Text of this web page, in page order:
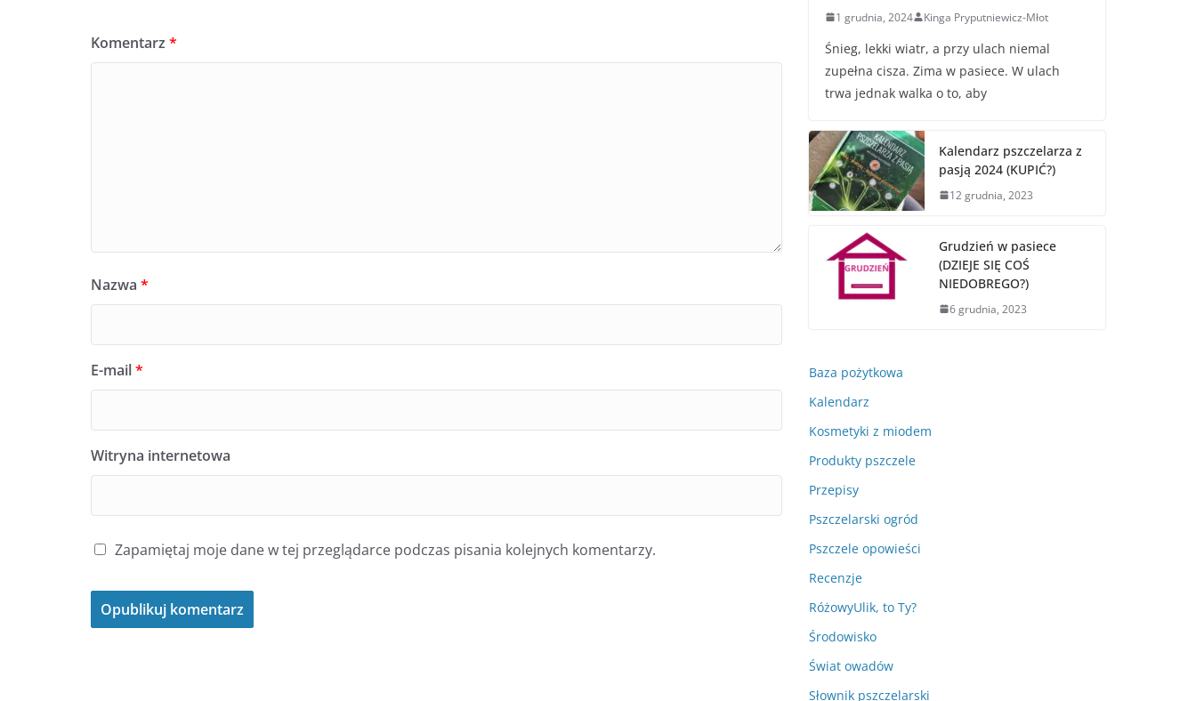
Komentarz *
Nazwa *
E-mail*
Witryna internetowa
Zapamiętaj moje dane w tej przeglądarce podczas pisania kolejnych komentarzy.
1 grudnia, 2024 Kinga Pryputniewicz-Młot
Śnieg, lekki wiatr, a przy ulach niemal
zupełna cisza. Zima w pasiece. W ulach
trwa jednak walka o to, aby
Kalendarz pszczelarza z
pasją 2024 (KUPIĆ?)
12 grudnia, 2023
Grudzień w pasiece
(DZIEJE SIĘ COŚ
NIEDOBREGO?)
6 grudnia, 2023
Baza pożytkowa
Kalendarz
Kosmetyki z miodem
Produkty pszczele
Przepisy
Pszczelarski ogród
Pszczele opowieści
Recenzje
RóżowyUlik, to Ty?
Środowisko
Świat owadów
Słownik pszczelarski